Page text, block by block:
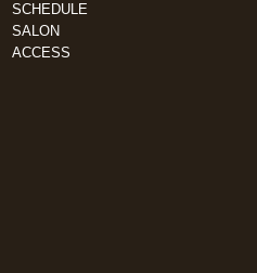
SCHEDULE
SALON
ACCESS